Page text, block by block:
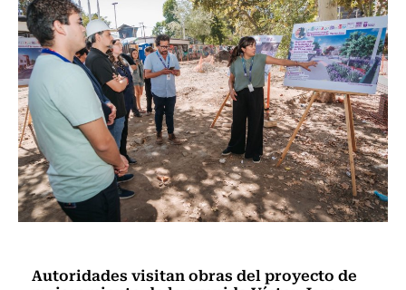
Autoridades visitan obras del proyecto de